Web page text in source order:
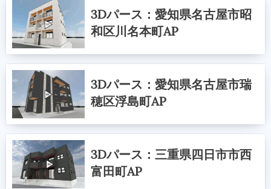
3Dパース：愛知県名古屋市昭
和区川名本町AP
3Dパース：愛知県名古屋市瑞
穂区浮島町AP
3Dパース：三重県四日市市西
富田町AP